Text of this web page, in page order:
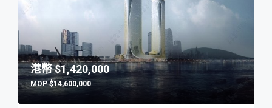
$1,420,000
$14,600,000